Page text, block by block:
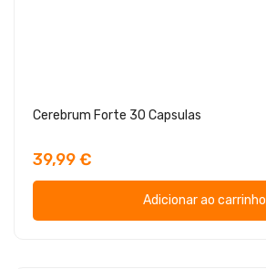
Cerebrum Forte 30 Capsulas
39,99 €
Adicionar ao carrinho